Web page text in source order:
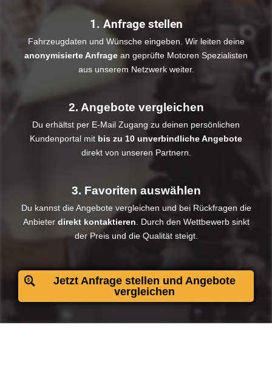
1. Anfrage stellen
Fahrzeugdaten und Wünsche eingeben. Wir leiten deine
anonymisierte Anfrage an geprüfte Motoren Spezialisten
aus unserem Netzwerk weiter.
2. Angebote vergleichen
Du erhältst per E-Mail Zugang zu deinen persönlichen
Kundenportal mit bis zu 10 unverbindliche Angebote
direkt von unseren Partnern.
3. Favoriten auswählen
Du kannst die Angebote vergleichen und bei Rückfragen die
Anbieter direkt kontaktieren. Durch den Wettbewerb sinkt
der Preis und die Qualität steigt.​
Jetzt Anfrage stellen und Angebote
vergleichen